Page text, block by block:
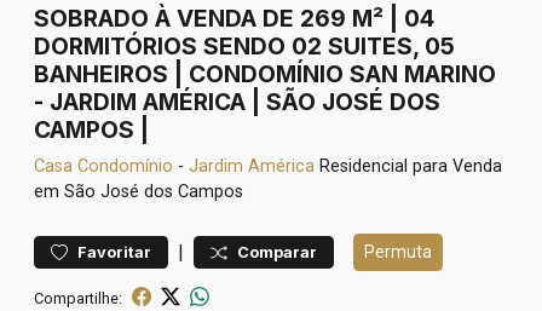
SOBRADO À VENDA DE 269 M² | 04
DORMITÓRIOS SENDO 02 SUITES, 05
BANHEIROS | CONDOMÍNIO SAN MARINO
- JARDIM AMÉRICA | SÃO JOSÉ DOS
CAMPOS |
Casa Condomínio - Jardim América Residencial para Venda
em São José dos Campos
Favoritar | Comparar Permuta
Compartilhe: